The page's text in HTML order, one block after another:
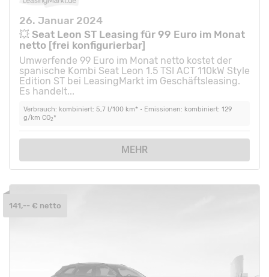
26. Januar 2024
💥 Seat Leon ST Leasing für 99 Euro im Monat
netto [frei konfigurierbar]
Umwerfende 99 Euro im Monat netto kostet der
spanische Kombi Seat Leon 1.5 TSI ACT 110kW Style
Edition ST bei LeasingMarkt im Geschäftsleasing.
Es handelt...
Verbrauch: kombiniert: 5,7 l/100 km* • Emissionen: kombiniert: 129
g/km CO2*
MEHR
141,-- € netto